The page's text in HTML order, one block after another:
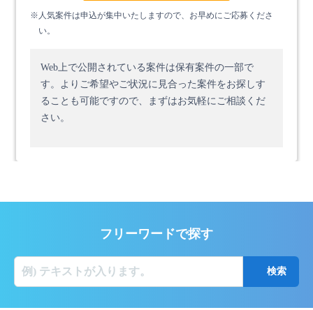
※人気案件は申込が集中いたしますので、お早めにご応募くださ
い。
Web上で公開されている案件は保有案件の一部で
す。 よりご希望やご状況に見合った案件をお探しす
ることも可能ですので、まずはお気軽にご相談くだ
さい。
フリーワードで探す